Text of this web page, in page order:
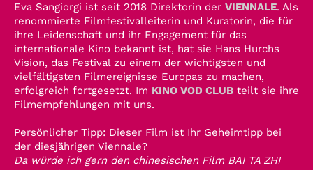
Eva Sangiorgi ist seit 2018 Direktorin der VIENNALE. Als
renommierte Filmfestivalleiterin und Kuratorin, die für
ihre Leidenschaft und ihr Engagement für das
internationale Kino bekannt ist, hat sie Hans Hurchs
Vision, das Festival zu einem der wichtigsten und
vielfältigsten Filmereignisse Europas zu machen,
erfolgreich fortgesetzt. Im KINO VOD CLUB teilt sie ihre
Filmempfehlungen mit uns.
Persönlicher Tipp: Dieser Film ist Ihr Geheimtipp bei
der diesjährigen Viennale?
Da würde ich gern den chinesischen Film BAI TA ZHI